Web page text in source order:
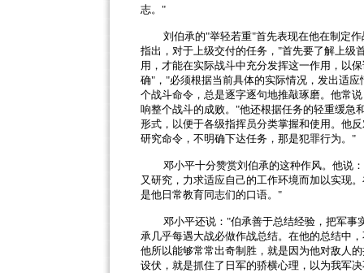
志。 "
刘伯承的"举轻若重"首先表现在他在制定
指出，对于上级交付的任务， "首先要了解上级
用，才能在实际战斗中充分发挥这一作用，以
确" ， "必须根据当前具体的实际情况，发出适应
个战斗命令，总是逐字逐句地推敲琢磨。他常
响整个战斗的成败。 "他还根据任务的轻重缓急
形式，以便于各级指挥员分类掌握和使用。他
研究命令，不明确下达任务，那是犯罪行为。 "
邓小平十分赞赏刘伯承的这种作风。他说：
又研究，力求适应自己的工作环境而加以实现
是他日常教育同志们的口语。 "
邓小平还说： "伯承善于总结经验，把军事
承几乎每遇大战必做作战总结。在他的总结中
他所以能够常常出奇制胜，就是因为他对敌人
设伏，就是抓住了日军的骄横心理，以为我军